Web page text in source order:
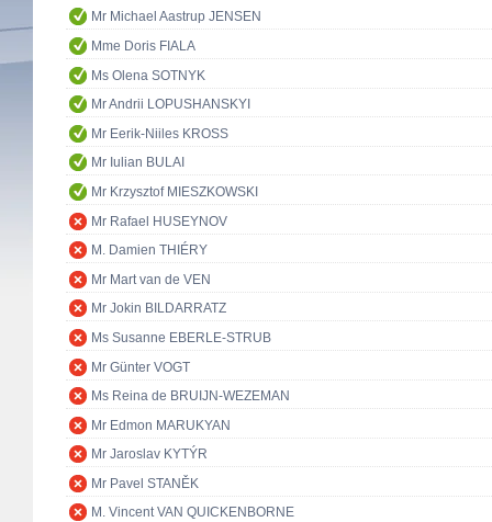
Mr Michael Aastrup JENSEN
Mme Doris FIALA
Ms Olena SOTNYK
Mr Andrii LOPUSHANSKYI
Mr Eerik-Niiles KROSS
Mr Iulian BULAI
Mr Krzysztof MIESZKOWSKI
Mr Rafael HUSEYNOV
M. Damien THIÉRY
Mr Mart van de VEN
Mr Jokin BILDARRATZ
Ms Susanne EBERLE-STRUB
Mr Günter VOGT
Ms Reina de BRUIJN-WEZEMAN
Mr Edmon MARUKYAN
Mr Jaroslav KYTÝR
Mr Pavel STANĚK
M. Vincent VAN QUICKENBORNE